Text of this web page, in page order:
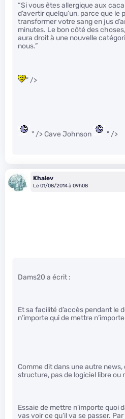
“Si vous êtes allergique aux
d’avertir quelqu’un, parce que
transformer votre sang en jus
minutes. Le bon côté des
aura droit à une nouvelle
nous.”
" />
" /> Cave Johnson " />
Khalev
Le 01/08/2014 à 09h08
Dams20 a écrit :
Et sa facilité d’accès pendant le
n’importe qui de mettre
Comme dit dans une autre news,
structure, pas de logiciel libre ou
Essaie de mettre n’importe quoi
vas voir ce qu’il va se passer.